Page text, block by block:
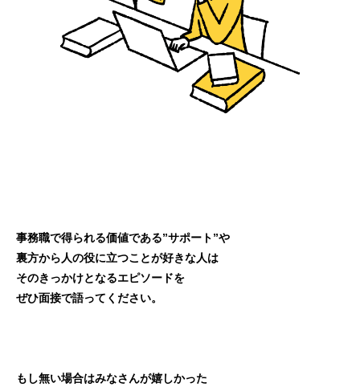
事務職で得られる価値である”サポート”や
裏方から人の役に立つことが好きな人は
そのきっかけとなるエピソードを
ぜひ面接で語ってください。
もし無い場合はみなさんが嬉しかった